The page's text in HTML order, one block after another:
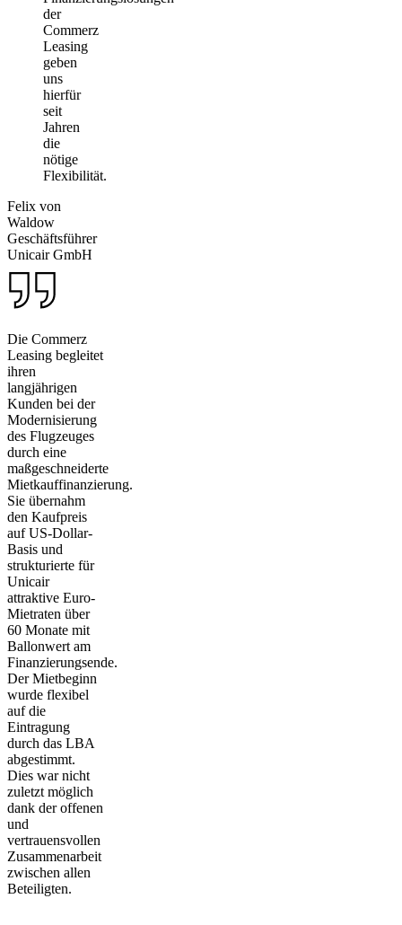
der
Commerz
Leasing
geben
uns
hierfür
seit
Jahren
die
nötige
Flexibilität.
Felix von
Waldow
Geschäftsführer
Unicair GmbH
Die Commerz
Leasing begleitet
ihren
langjährigen
Kunden bei der
Modernisierung
des Flugzeuges
durch eine
maßgeschneiderte
Mietkauffinanzierung.
Sie übernahm
den Kaufpreis
auf US-Dollar-
Basis und
strukturierte für
Unicair
attraktive Euro-
Mietraten über
60 Monate mit
Ballonwert am
Finanzierungsende.
Der Mietbeginn
wurde flexibel
auf die
Eintragung
durch das LBA
abgestimmt.
Dies war nicht
zuletzt möglich
dank der offenen
und
vertrauensvollen
Zusammenarbeit
zwischen allen
Beteiligten.